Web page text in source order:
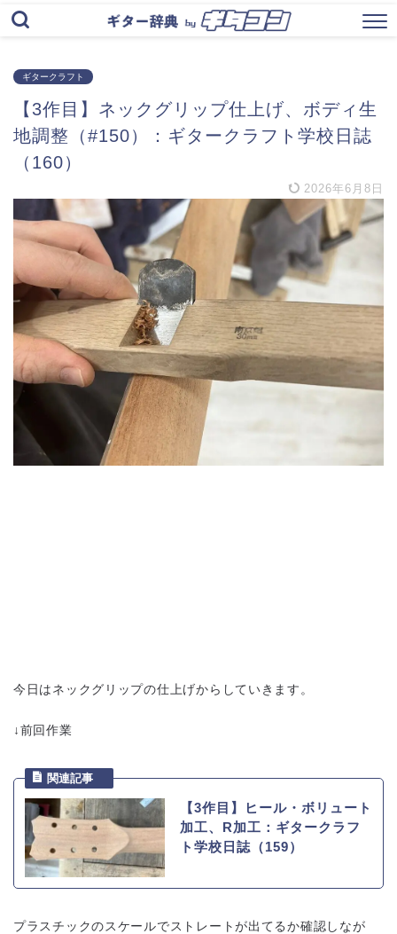
ギタークラフト
【3作目】ネックグリップ仕上げ、ボディ生
地調整（#150）：ギタークラフト学校日誌
（160）
2026年6月8日
今日はネックグリップの仕上げからしていきます。
↓前回作業
【3作目】ヒール・ボリュート
加工、R加工：ギタークラフ
ト学校日誌（159）
プラスチックのスケールでストレートが出てるか確認しなが